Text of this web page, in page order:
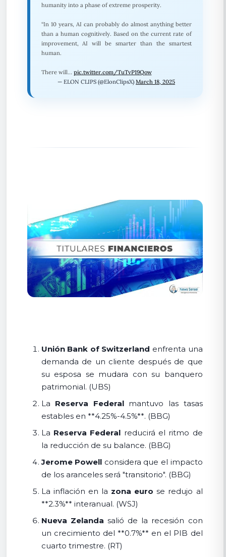
humanity into a phase of extreme prosperity.
“In 10 years, AI can probably do almost anything better
than a human cognitively. Based on the current rate of
improvement, AI will be smarter than the smartest
human.
There will… pic.twitter.com/TuTvP19Qow
— ELON CLIPS (@ElonClipsX)March 18, 2025
Unión Bank of Switzerland enfrenta una
demanda de un cliente después de que
su esposa se mudara con su banquero
patrimonial. (UBS)
La Reserva Federalmantuvo las tasas
estables en **4.25%-4.5%**. (BBG)
La Reserva Federal reducirá el ritmo de
la reducción de su balance. (BBG)
Jerome Powell considera que el impacto
de los aranceles será "transitorio". (BBG)
La inflación en la zona euro se redujo al
**2.3%** interanual. (WSJ)
Nueva Zelanda salió de la recesión con
un crecimiento del **0.7%** en el PIB del
cuarto trimestre. (RT)